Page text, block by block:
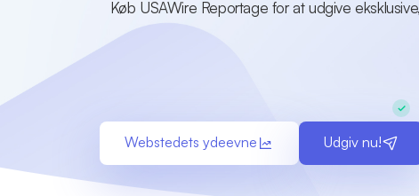
Køb USAWire Reportage for at udgive
Webstedets ydeevne
Udgiv nu!